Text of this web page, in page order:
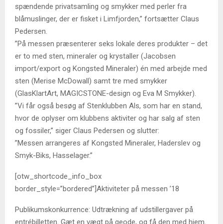
spændende privatsamling og smykker med perler fra
blåmuslinger, der er fisket i Limfjorden,” fortsætter Claus
Pedersen.
”På messen præsenterer seks lokale deres produkter – det
er to med sten, mineraler og krystaller (Jacobsen
import/export og Kongsted Mineraler) én med arbejde med
sten (Merise McDowall) samt tre med smykker
(GlasKlartArt, MAGICSTONE-design og Eva M Smykker).
”Vi får også besøg af Stenklubben Als, som har en stand,
hvor de oplyser om klubbens aktiviter og har salg af sten
og fossiler,” siger Claus Pedersen og slutter:
”Messen arrangeres af Kongsted Mineraler, Haderslev og
Smyk-Biks, Hasselager.”
[otw_shortcode_info_box
border_style=”bordered”]Aktiviteter på messen ’18
Publikumskonkurrence: Udtrækning af udstillergaver på
entrébilletten. Gæt en vægt på geode, og få den med hjem.